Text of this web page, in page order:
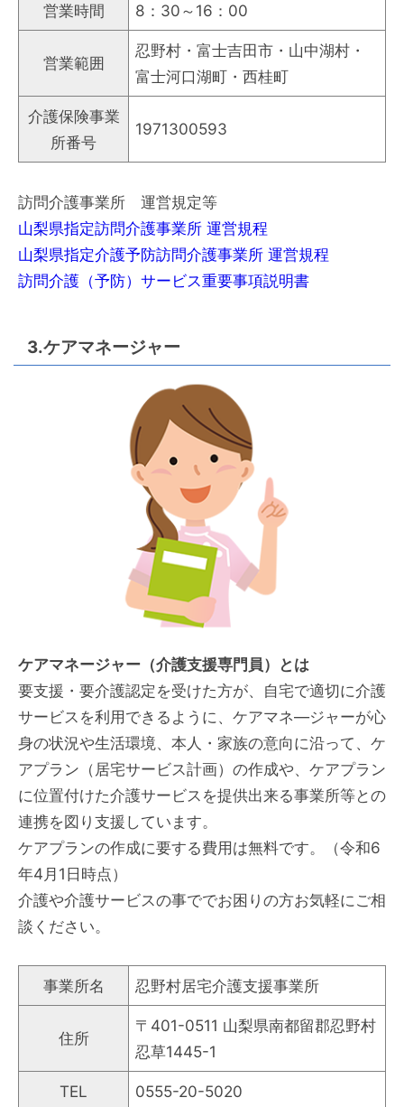
営業時間 8：30～16：00
営業範囲
忍野村・富士吉田市・山中湖村・
富士河口湖町・西桂町
介護保険事業
所番号
1971300593
訪問介護事業所 運営規定等
山梨県指定訪問介護事業所 運営規程
山梨県指定介護予防訪問介護事業所 運営規程
訪問介護（予防）サービス重要事項説明書
3.ケアマネージャー
ケアマネージャー（介護支援専門員）とは
要支援・要介護認定を受けた方が、自宅で適切に介護
サービスを利用できるように、ケアマネ―ジャーが心
身の状況や生活環境、本人・家族の意向に沿って、ケ
アプラン（居宅サービス計画）の作成や、ケアプラン
に位置付けた介護サービスを提供出来る事業所等との
連携を図り支援しています。
ケアプランの作成に要する費用は無料です。（令和6
年4月1日時点）
介護や介護サービスの事ででお困りの方お気軽にご相
談ください。
事業所名 忍野村居宅介護支援事業所
住所
〒401-0511 山梨県南都留郡忍野村
忍草1445-1
TEL 0555-20-5020